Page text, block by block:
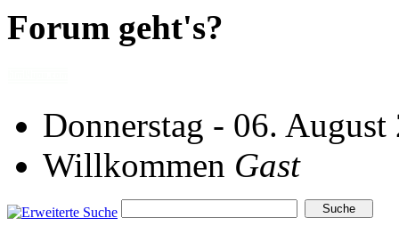
Forum geht's?
Donnerstag - 06.
Willkommen Gast